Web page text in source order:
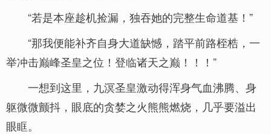
“若是本座趁机捡漏，独吞她的完整生命道基！”
“那我便能补齐自身大道缺憾，踏平前路桎梏，一
举冲击巅峰圣皇之位！登临诸天之巅！！！”
一想到这里，九溟圣皇激动得浑身气血沸腾、身
躯微微颤抖，眼底的贪婪之火熊熊燃烧，几乎要溢出
眼眶。